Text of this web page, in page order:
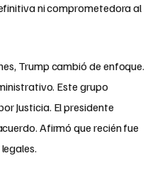
ni comprometedora al
Trump cambió de enfoque.
Este grupo
Justicia. El presidente
Afirmó que recién fue